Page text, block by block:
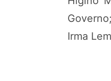
Irma